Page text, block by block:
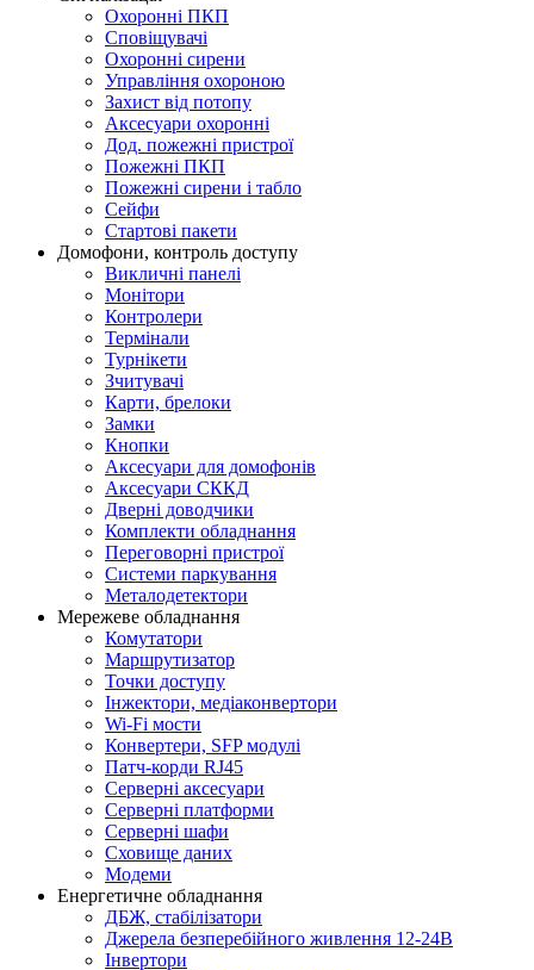
Охоронні ПКП
Сповіщувачі
Охоронні сирени
Управління охороною
Захист від потопу
Аксесуари охоронні
Дод. пожежні пристрої
Пожежні ПКП
Пожежні сирени і табло
Сейфи
Стартові пакети
Домофони, контроль доступу
Викличні панелі
Монітори
Контролери
Термінали
Турнікети
Зчитувачі
Карти, брелоки
Замки
Кнопки
Аксесуари для домофонів
Аксесуари СККД
Дверні доводчики
Комплекти обладнання
Переговорні пристрої
Системи паркування
Металодетектори
Мережеве обладнання
Комутатори
Маршрутизатор
Точки доступу
Інжектори, медіаконвертори
Wi-Fi мости
Конвертери, SFP модулі
Патч-корди RJ45
Серверні аксесуари
Серверні платформи
Серверні шафи
Сховище даних
Модеми
Енергетичне обладнання
ДБЖ, стабілізатори
Джерела безперебійного живлення 12-24В
Інвертори